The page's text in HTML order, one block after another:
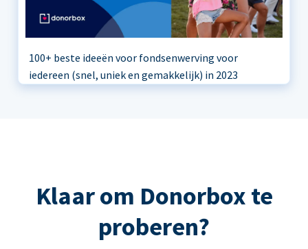
100+ beste ideeën voor fondsenwerving voor
iedereen (snel, uniek en gemakkelijk) in 2023
Klaar om Donorbox te
proberen?